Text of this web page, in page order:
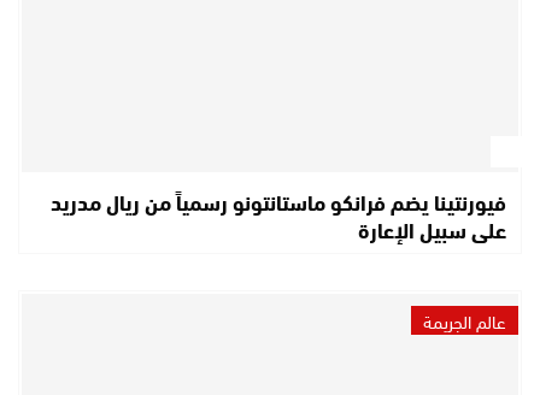
فيورنتينا يضم فرانكو ماستانتونو رسمياً من ريال مدريد
على سبيل الإعارة
عالم الجريمة